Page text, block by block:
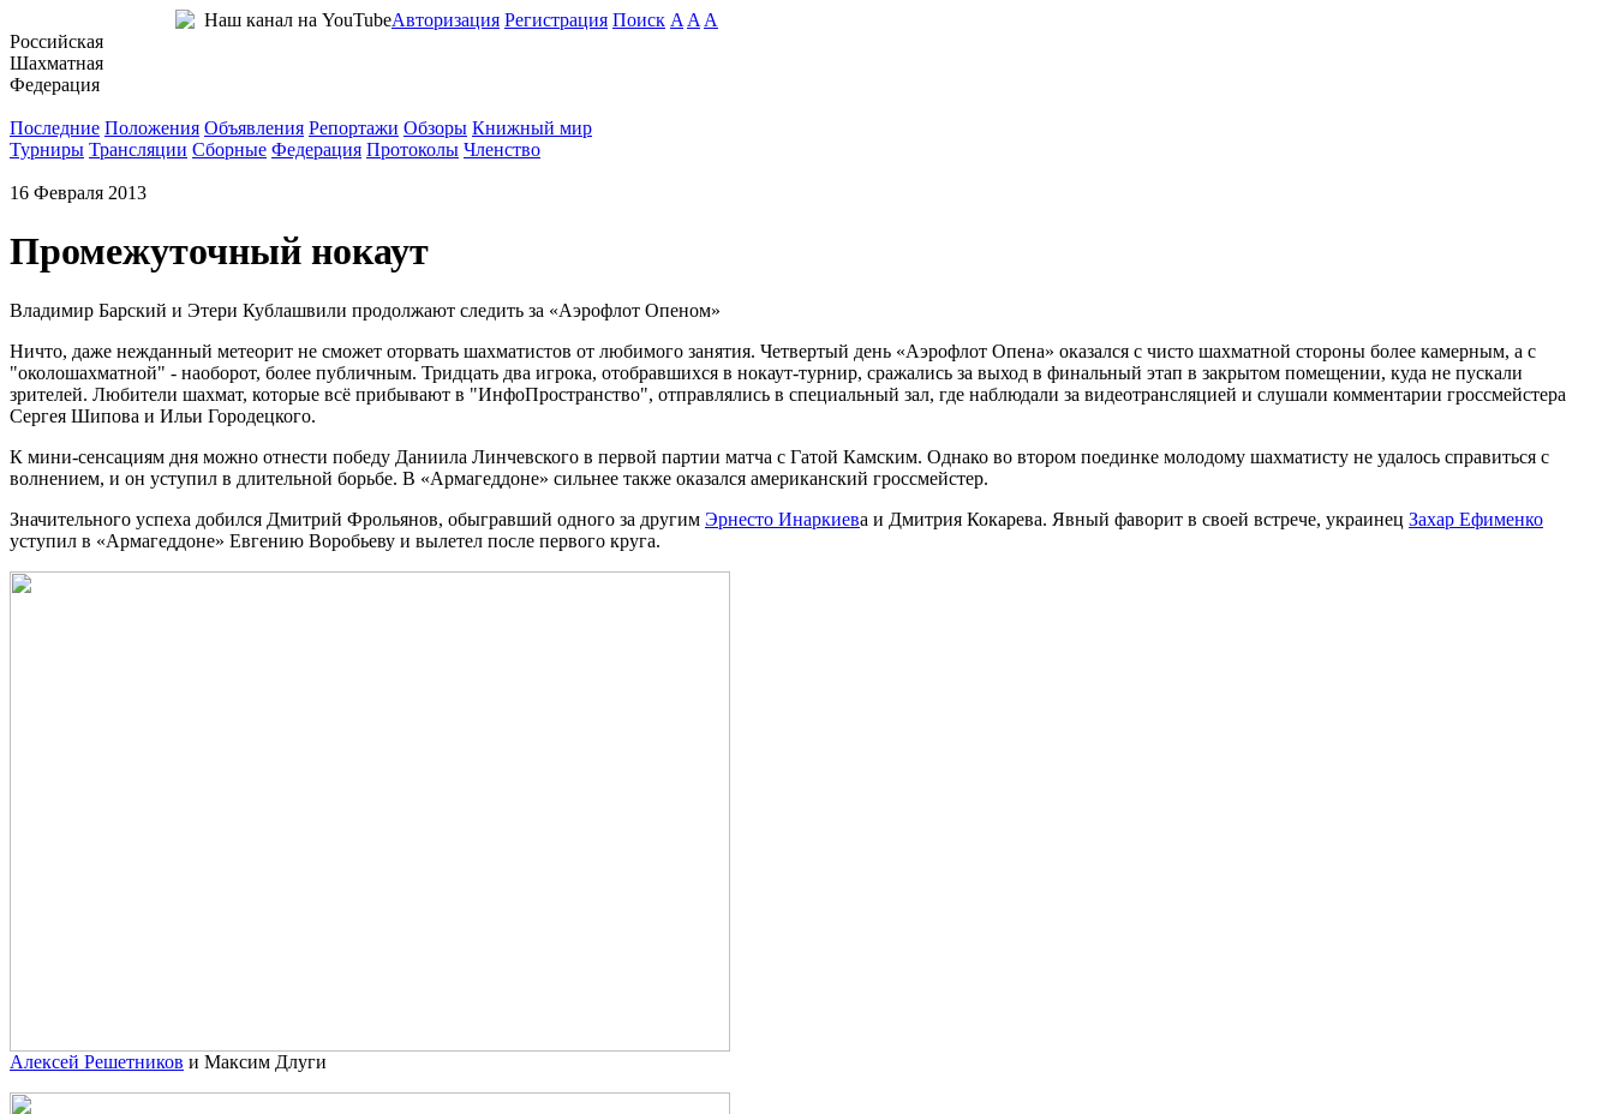
Авторизация Регистрация Поиск
Наш канал на YouTube A A A
Российская
Шахматная
Федерация
Последние Положения Объявления Репортажи Обзоры Книжный мир
Турниры Трансляции Сборные Федерация Протоколы Членство
16 Февраля 2013
Промежуточный нокаут
Владимир Барский и Этери Кублашвили продолжают следить за «Аэрофлот Опеном»
Ничто, даже нежданный метеорит не сможет оторвать шахматистов от любимого занятия. Четвертый день «Аэрофлот Опена» оказался с чисто шахматной стороны более камерным, а с
"околошахматной" - наоборот, более публичным. Тридцать два игрока, отобравшихся в нокаут-турнир, сражались за выход в финальный этап в закрытом помещении, куда не пускали
зрителей. Любители шахмат, которые всё прибывают в "ИнфоПространство", отправлялись в специальный зал, где наблюдали за видеотрансляцией и слушали комментарии гроссмейстера
Сергея Шипова и Ильи Городецкого.
К мини-сенсациям дня можно отнести победу Даниила Линчевского в первой партии матча с Гатой Камским. Однако во втором поединке молодому шахматисту не удалось справиться с
волнением, и он уступил в длительной борьбе. В «Армагеддоне» сильнее также оказался американский гроссмейстер.
Значительного успеха добился Дмитрий Фрольянов, обыгравший одного за другим Эрнесто Инаркиева и Дмитрия Кокарева. Явный фаворит в своей встрече, украинец Захар Ефименко
уступил в «Армагеддоне» Евгению Воробьеву и вылетел после первого круга.
Алексей Решетников и Максим Длуги